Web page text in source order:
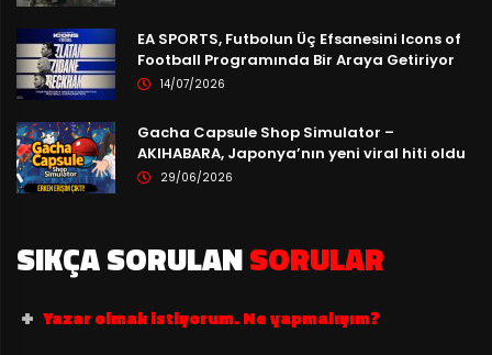
EA SPORTS, Futbolun Üç Efsanesini Icons of
Football Programında Bir Araya Getiriyor
14/07/2026
Gacha Capsule Shop Simulator –
AKIHABARA, Japonya’nın yeni viral hiti oldu
29/06/2026
SIKÇA SORULANSORULAR
Yazar olmak istiyorum. Ne yapmalıyım?